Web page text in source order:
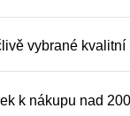
vybrané kvalitní
k nákupu nad